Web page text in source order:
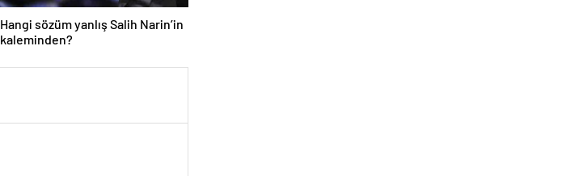
Hangi sözüm yanlış Salih Narin’in
kaleminden?